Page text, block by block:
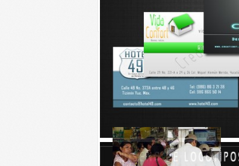
http://yucatan.com.mx/
Talvez le interese...
Yucatecos, de los que más